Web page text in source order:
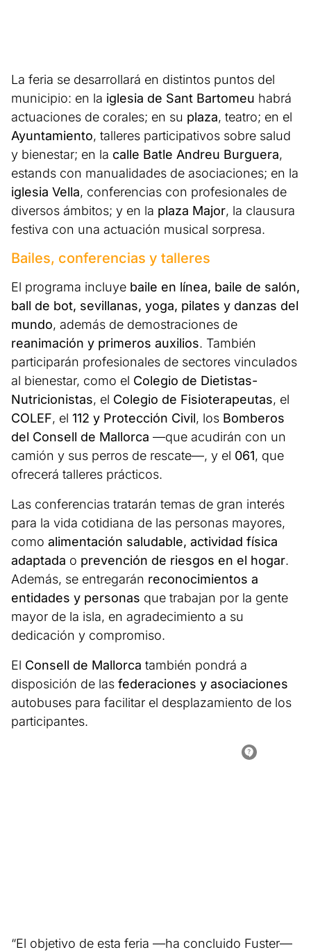
La feria se desarrollará en distintos puntos del
municipio: en la iglesia de Sant Bartomeu habrá
actuaciones de corales; en su plaza, teatro; en el
Ayuntamiento, talleres participativos sobre salud
y bienestar; en la calle Batle Andreu Burguera,
estands con manualidades de asociaciones; en la
iglesia Vella, conferencias con profesionales de
diversos ámbitos; y en la plaza Major, la clausura
festiva con una actuación musical sorpresa.
Bailes, conferencias y talleres
El programa incluye baile en línea, baile de salón,
ball de bot, sevillanas, yoga, pilates y danzas del
mundo, además de demostraciones de
reanimación y primeros auxilios. También
participarán profesionales de sectores vinculados
al bienestar, como el Colegio de Dietistas-
Nutricionistas, el Colegio de Fisioterapeutas, el
COLEF, el 112 y Protección Civil, los Bomberos
del Consell de Mallorca —que acudirán con un
camión y sus perros de rescate—, y el 061, que
ofrecerá talleres prácticos.
Las conferencias tratarán temas de gran interés
para la vida cotidiana de las personas mayores,
como alimentación saludable, actividad física
adaptada o prevención de riesgos en el hogar.
Además, se entregarán reconocimientos a
entidades y personas que trabajan por la gente
mayor de la isla, en agradecimiento a su
dedicación y compromiso.
El Consell de Mallorca también pondrá a
disposición de las federaciones y asociaciones
autobuses para facilitar el desplazamiento de los
participantes.
“El objetivo de esta feria —ha concluido Fuster—